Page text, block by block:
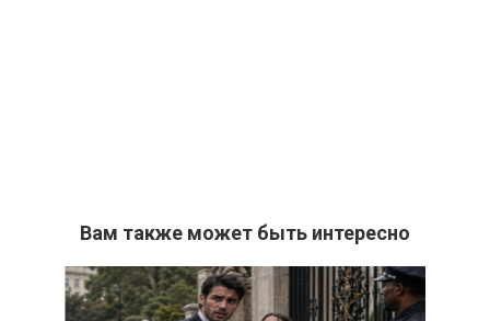
Вам также может быть интересно